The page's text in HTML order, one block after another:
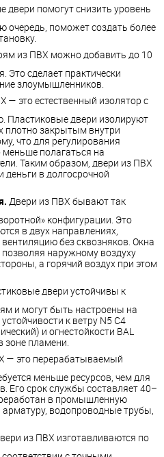
двери помогут снизить уровень
очередь, поможет создать более
из ПВХ можно добавить до 10
Это сделает практически
злоумышленников.
— это естественный изолятор с
Пластиковые двери изолируют
плотно закрытым внутри
что для регулирования
полагаться на
Таким образом, двери из ПВХ
деньги в долгосрочной
Двери из ПВХ бывают так
конфигурации. Это
в двух направлениях,
без сквозняков. Окна
наружному воздуху
а горячий воздух при этом
двери устойчивы к
и могут быть настроены на
к ветру N5 C4
и огнестойкости BAL
зоне пламени.
— это перерабатываемый
меньше ресурсов, чем для
Его срок службы составляет 40–
в промышленную
водопроводные трубы,
из ПВХ изготавливаются по